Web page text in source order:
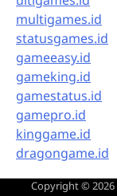
multigames.id
statusgames.id
gameeasy.id
gameking.id
gamestatus.id
gamepro.id
kinggame.id
dragongame.id
Copyright © 2026